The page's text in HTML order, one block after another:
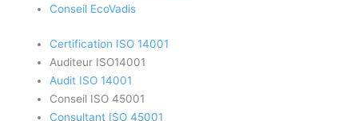
Conseil EcoVadis
Certification ISO 14001
Auditeur ISO14001
Audit ISO 14001
Conseil ISO 45001
Consultant ISO 45001